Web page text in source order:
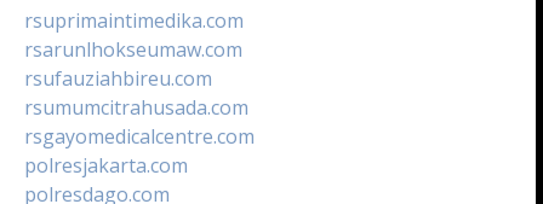
rsuprimaintimedika.com
rsarunlhokseumaw.com
rsufauziahbireu.com
rsumumcitrahusada.com
rsgayomedicalcentre.com
polresjakarta.com
polresdago.com